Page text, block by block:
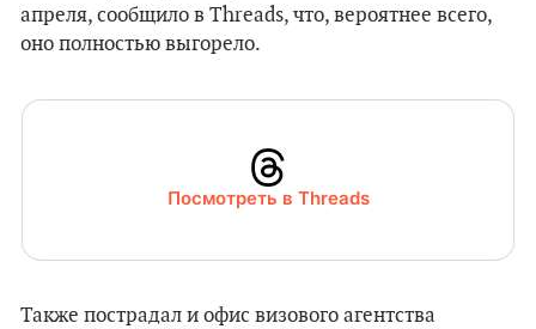
апреля, сообщило в Threads, что, вероятнее всего,
оно полностью выгорело.
Посмотреть в Threads
Также пострадал и офис визового агентства